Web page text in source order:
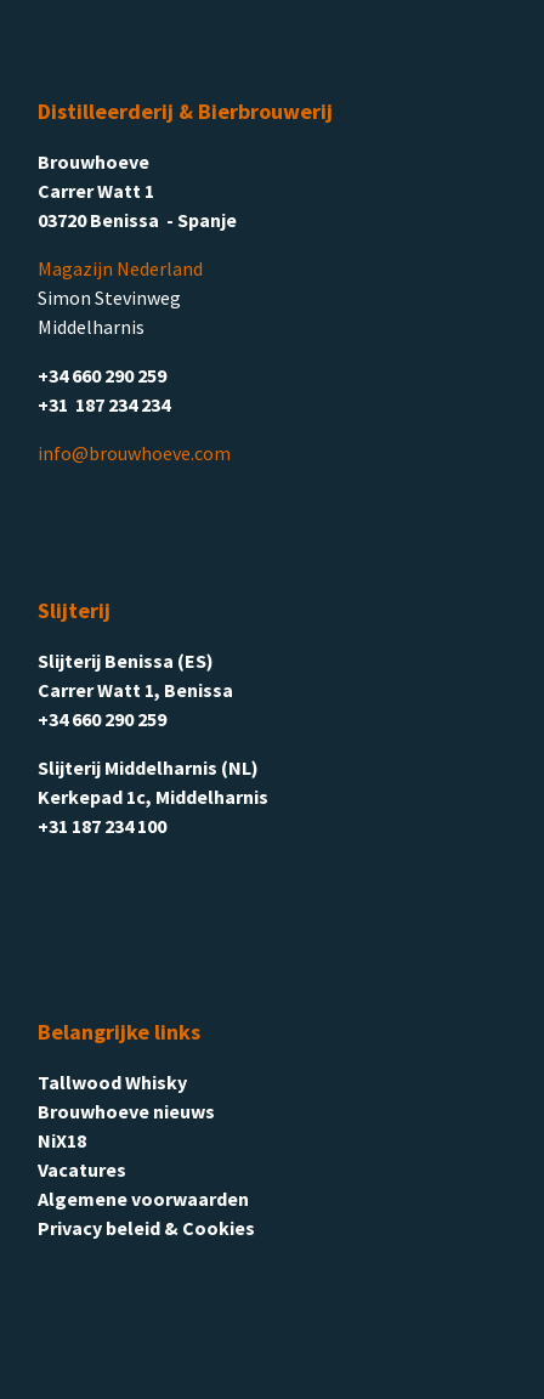
Distilleerderij & Bierbrouwerij
Brouwhoeve
Carrer Watt 1
03720 Benissa - Spanje
Magazijn Nederland
Simon Stevinweg
Middelharnis
+34 660 290 259
+31 187 234 234
info@brouwhoeve.com
Slijterij
Slijterij Benissa (ES)
Carrer Watt 1, Benissa
+34 660 290 259
Slijterij Middelharnis (NL)
Kerkepad 1c, Middelharnis
+31 187 234 100
Belangrijke links
Tallwood Whisky
Brouwhoeve nieuws
NiX18
Vacatures
Algemene voorwaarden
Privacy beleid & Cookies